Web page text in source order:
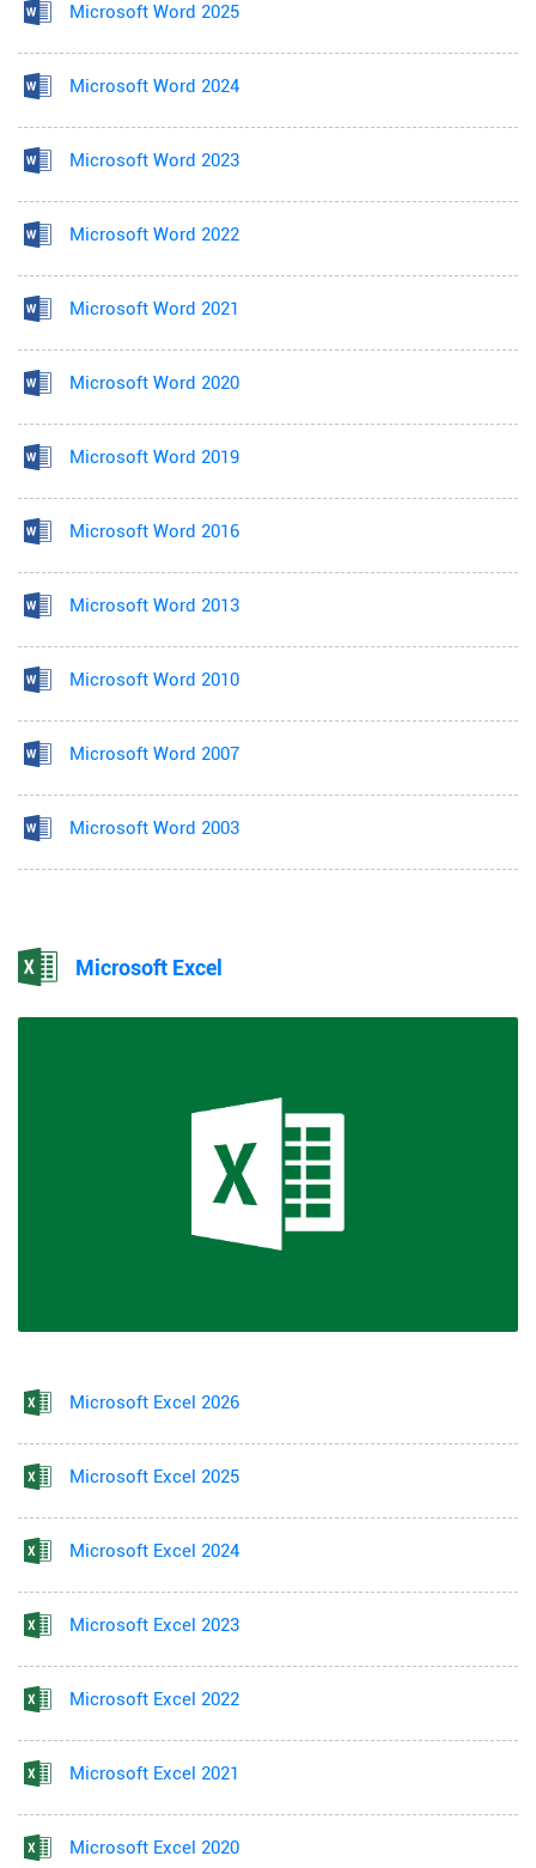
Microsoft Word 2025
Microsoft Word 2024
Microsoft Word 2023
Microsoft Word 2022
Microsoft Word 2021
Microsoft Word 2020
Microsoft Word 2019
Microsoft Word 2016
Microsoft Word 2013
Microsoft Word 2010
Microsoft Word 2007
Microsoft Word 2003
Microsoft Excel
Microsoft Excel 2026
Microsoft Excel 2025
Microsoft Excel 2024
Microsoft Excel 2023
Microsoft Excel 2022
Microsoft Excel 2021
Microsoft Excel 2020